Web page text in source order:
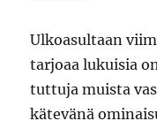
Ulkoasultaan
tarjoaa lukuisia
tuttuja muista
kätevänä